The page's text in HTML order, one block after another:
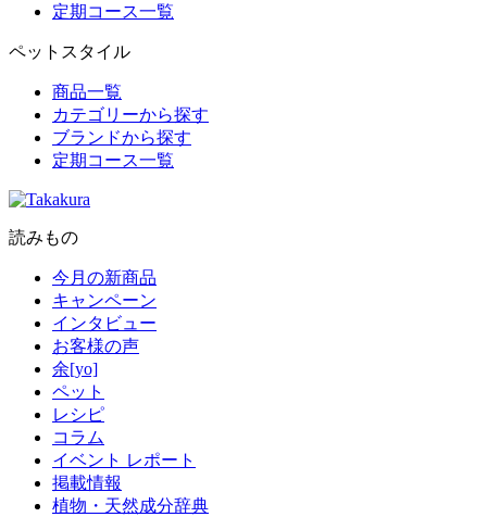
定期コース一覧
ペットスタイル
商品一覧
カテゴリーから探す
ブランドから探す
定期コース一覧
読みもの
今月の新商品
キャンペーン
インタビュー
お客様の声
余[yo]
ペット
レシピ
コラム
イベント レポート
掲載情報
植物・天然成分辞典